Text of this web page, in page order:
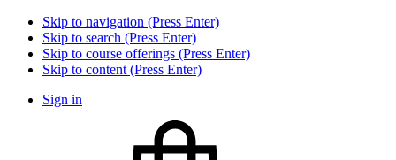
Skip to navigation (Press Enter)
Skip to search (Press Enter)
Skip to course offerings (Press Enter)
Skip to content (Press Enter)
Sign in